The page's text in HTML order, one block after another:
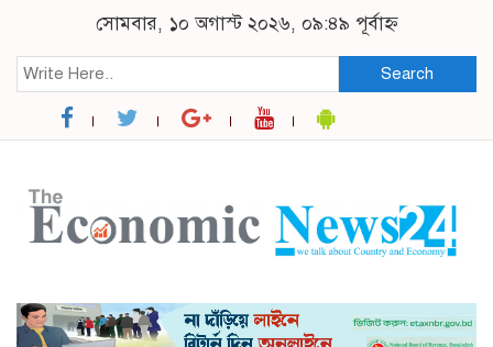
সোমবার, ১০ অগাস্ট ২০২৬, ০৯:৪৯ পূর্বাহ্ন
Search